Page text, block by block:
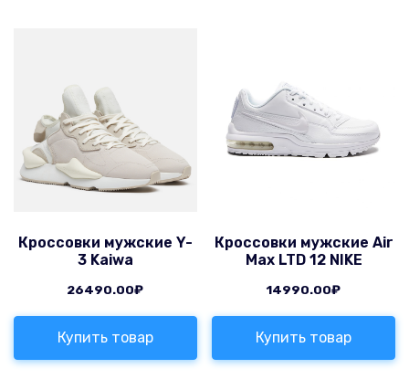
Кроссовки мужские Y-
3 Kaiwa
26490.00₽
Купить товар
Кроссовки мужские Air
Max LTD 12 NIKE
14990.00₽
Купить товар